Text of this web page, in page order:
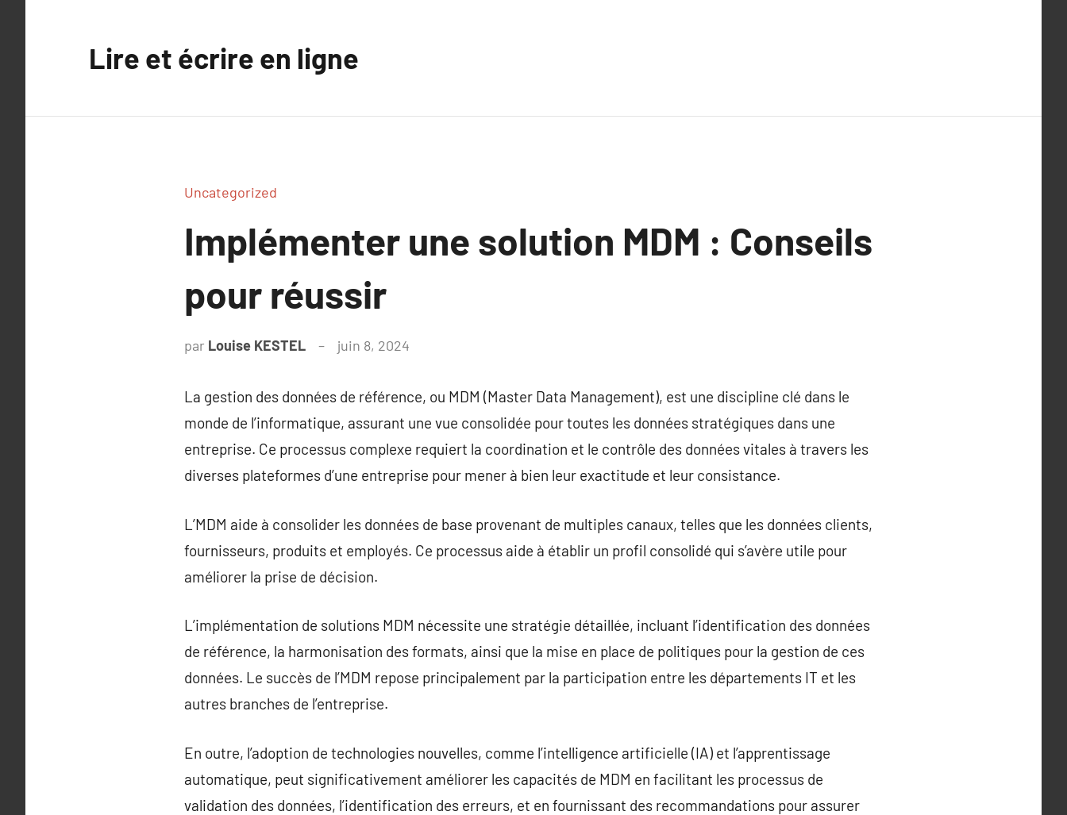
Lire et écrire en ligne
Uncategorized
Implémenter une solution MDM : Conseils
pour réussir
par Louise KESTEL juin 8, 2024
La gestion des données de référence, ou MDM (Master Data Management), est une discipline clé dans le
monde de l’informatique, assurant une vue consolidée pour toutes les données stratégiques dans une
entreprise. Ce processus complexe requiert la coordination et le contrôle des données vitales à travers les
diverses plateformes d’une entreprise pour mener à bien leur exactitude et leur consistance.
L’MDM aide à consolider les données de base provenant de multiples canaux, telles que les données clients,
fournisseurs, produits et employés. Ce processus aide à établir un profil consolidé qui s’avère utile pour
améliorer la prise de décision.
L’implémentation de solutions MDM nécessite une stratégie détaillée, incluant l’identification des données
de référence, la harmonisation des formats, ainsi que la mise en place de politiques pour la gestion de ces
données. Le succès de l’MDM repose principalement par la participation entre les départements IT et les
autres branches de l’entreprise.
En outre, l’adoption de technologies nouvelles, comme l’intelligence artificielle (IA) et l’apprentissage
automatique, peut significativement améliorer les capacités de MDM en facilitant les processus de
validation des données, l’identification des erreurs, et en fournissant des recommandations pour assurer